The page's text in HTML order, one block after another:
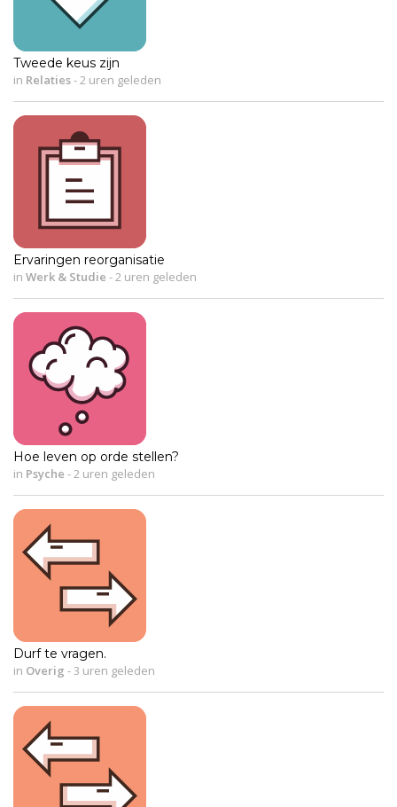
Tweede keus zijn
in Relaties-2 uren geleden
Ervaringen reorganisatie
in Werk & Studie -2 uren geleden
Hoe leven op orde stellen?
in Psyche -2 uren geleden
Durf te vragen.
in Overig -3 uren geleden